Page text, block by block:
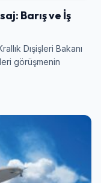
Barış ve İş
Dışişleri Bakanı
görüşmenin